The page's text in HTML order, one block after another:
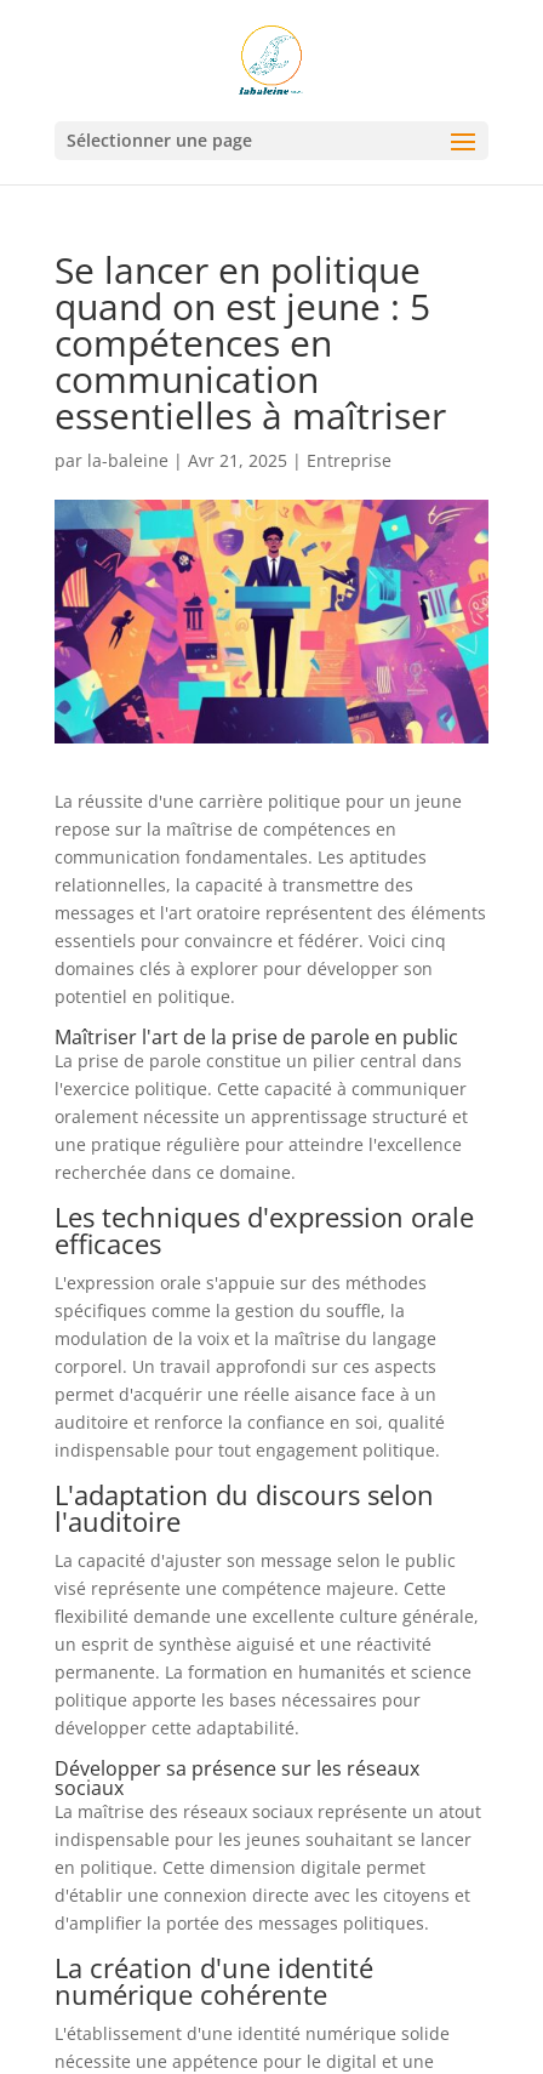
Sélectionner une page
Se lancer en politique
quand on est jeune : 5
compétences en
communication
essentielles à maîtriser
par la-baleine | Avr 21, 2025| Entreprise
La réussite d'une carrière politique pour un jeune
repose sur la maîtrise de compétences en
communication fondamentales. Les aptitudes
relationnelles, la capacité à transmettre des
messages et l'art oratoire représentent des éléments
essentiels pour convaincre et fédérer. Voici cinq
domaines clés à explorer pour développer son
potentiel en politique.
Maîtriser l'art de la prise de parole en public
La prise de parole constitue un pilier central dans
l'exercice politique. Cette capacité à communiquer
oralement nécessite un apprentissage structuré et
une pratique régulière pour atteindre l'excellence
recherchée dans ce domaine.
Les techniques d'expression orale
efficaces
L'expression orale s'appuie sur des méthodes
spécifiques comme la gestion du souffle, la
modulation de la voix et la maîtrise du langage
corporel. Un travail approfondi sur ces aspects
permet d'acquérir une réelle aisance face à un
auditoire et renforce la confiance en soi, qualité
indispensable pour tout engagement politique.
L'adaptation du discours selon
l'auditoire
La capacité d'ajuster son message selon le public
visé représente une compétence majeure. Cette
flexibilité demande une excellente culture générale,
un esprit de synthèse aiguisé et une réactivité
permanente. La formation en humanités et science
politique apporte les bases nécessaires pour
développer cette adaptabilité.
Développer sa présence sur les réseaux
sociaux
La maîtrise des réseaux sociaux représente un atout
indispensable pour les jeunes souhaitant se lancer
en politique. Cette dimension digitale permet
d'établir une connexion directe avec les citoyens et
d'amplifier la portée des messages politiques.
La création d'une identité
numérique cohérente
L'établissement d'une identité numérique solide
nécessite une appétence pour le digital et une